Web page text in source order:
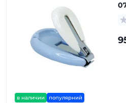
в наличии популярний